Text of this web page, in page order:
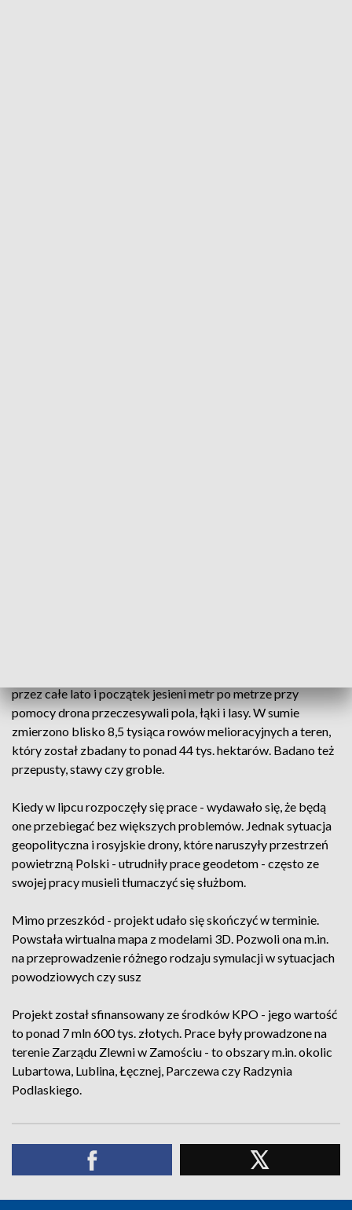
przez całe lato i początek jesieni metr po metrze przy
pomocy drona przeczesywali pola, łąki i lasy. W sumie
zmierzono blisko 8,5 tysiąca rowów melioracyjnych a teren,
który został zbadany to ponad 44 tys. hektarów. Badano też
przepusty, stawy czy groble.
Kiedy w lipcu rozpoczęły się prace - wydawało się, że będą
one przebiegać bez większych problemów. Jednak sytuacja
geopolityczna i rosyjskie drony, które naruszyły przestrzeń
powietrzną Polski - utrudniły prace geodetom - często ze
swojej pracy musieli tłumaczyć się służbom.
Mimo przeszkód - projekt udało się skończyć w terminie.
Powstała wirtualna mapa z modelami 3D. Pozwoli ona m.in.
na przeprowadzenie różnego rodzaju symulacji w sytuacjach
powodziowych czy susz
Projekt został sfinansowany ze środków KPO - jego wartość
to ponad 7 mln 600 tys. złotych. Prace były prowadzone na
terenie Zarządu Zlewni w Zamościu - to obszary m.in. okolic
Lubartowa, Lublina, Łęcznej, Parczewa czy Radzynia
Podlaskiego.